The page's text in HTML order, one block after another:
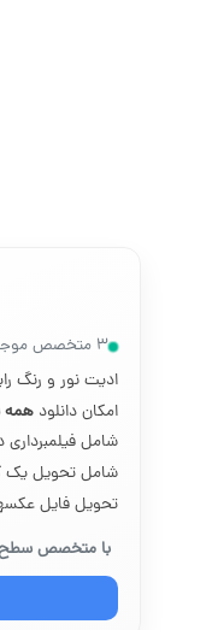
۳ متخصص موجود
ادیت نور و رنگ
امکان دانلود همه
شامل فیلمبرداری
شامل تحویل یک کلیپ ۱
تحویل فایل عکسها و
با متخصص سطح